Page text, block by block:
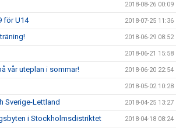
2018-08-26 00:09
för U14 2018-07-25 11:36
2018-06-29 08:52
2018-06-21 15:58
vår uteplan i sommar! 2018-06-20 22:54
2018-05-02 10:28
Sverige-Lettland 2018-04-25 13:27
i Stockholmsdistriktet 2018-04-18 08:24